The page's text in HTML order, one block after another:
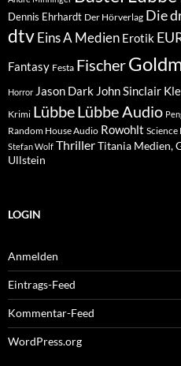
Dennis Ehrhardt Der Hörverlag Die
dtvEins A Medien Erotik
Fantasy Festa Fischer
Horror Jason Dark John Sinclair
Krimi LübbeLübbe Audio
Random House Audio Rowohlt Science
Stefan Wolf ThrillerTitania Medien,
Ullstein
LOGIN
Anmelden
Eintrags-Feed
Kommentar-Feed
WordPress.org